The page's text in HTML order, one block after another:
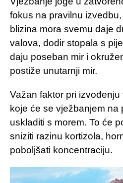
fokus na pravilnu
blizina mora svemu daje
valova, dodir stopala s
daju poseban mir i
postiže unutarnji mir.
Važan faktor pri
koje će se vježbanjem na
uskladiti s morem. To će
sniziti razinu kortizola,
poboljšati koncentraciju.